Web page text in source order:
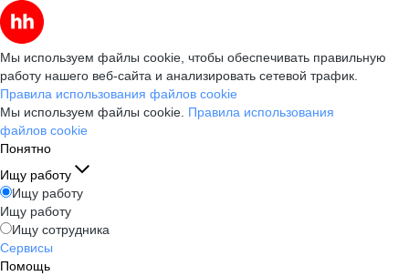
Мы используем файлы cookie, чтобы обеспечивать правильную
работу нашего веб-сайта и анализировать сетевой трафик.
Правила использования файлов cookie
Мы используем файлы cookie. Правила использования
файлов cookie
Понятно
Ищу работу
Ищу работу
Ищу работу
Ищу сотрудника
Сервисы
Помощь